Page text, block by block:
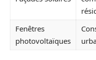
Fenêtres
photovoltaïques